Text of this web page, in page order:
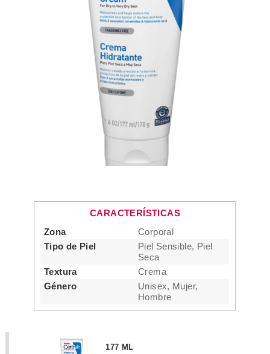
CARACTERÍSTICAS
Zona
Corporal
Tipo de Piel
Piel Sensible, Piel
Seca
Textura
Crema
Género
Unisex, Mujer,
Hombre
177 ML